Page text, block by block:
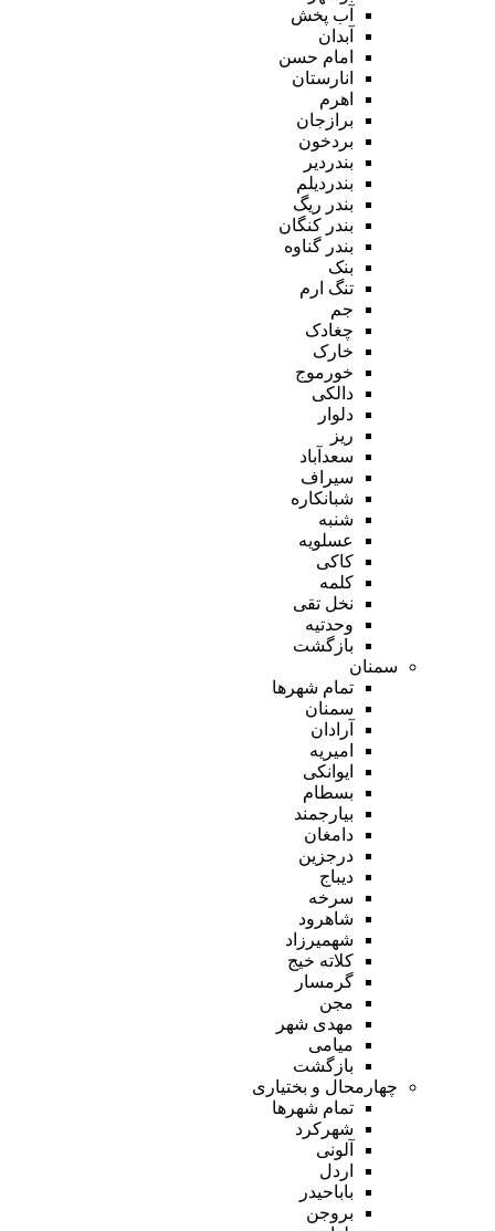
آب پخش
آبدان
امام حسن
انارستان
اهرم
برازجان
بردخون
بندردیر
بندردیلم
بندر ریگ
بندر کنگان
بندر گناوه
بنک
تنگ ارم
جم
چغادک
خارک
خورموج
دالکی
دلوار
ریز
سعدآباد
سیراف
شبانکاره
شنبه
عسلویه
کاکی
کلمه
نخل تقی
وحدتیه
بازگشت
سمنان
تمام شهر‌ها
سمنان
آرادان
امیریه
ایوانکی
بسطام
بیارجمند
دامغان
درجزین
دیباج
سرخه
شاهرود
شهمیرزاد
کلاته خیج
گرمسار
مجن
مهدی شهر
میامی
بازگشت
چهارمحال و بختیاری
تمام شهر‌ها
شهرکرد
آلونی
اردل
باباحیدر
بروجن